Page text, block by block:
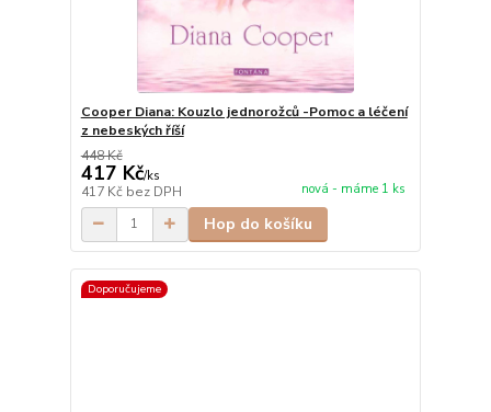
Cooper Diana: Kouzlo jednorožců -Pomoc a léčení
z nebeských říší
448 Kč
417 Kč/ks
417 Kč bez DPH nová - máme 1 ks
Hop do košíku
Doporučujeme